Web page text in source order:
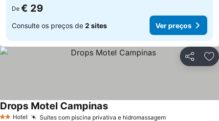
De € 29
Consulte os preços de 2 sites Ver preços
Partilhar
Hotel Suítes com piscina privativa e hidromassagem
Drops Motel Campinas